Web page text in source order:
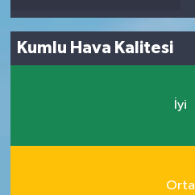
Kumlu Hava Kalitesi
İyi
Orta